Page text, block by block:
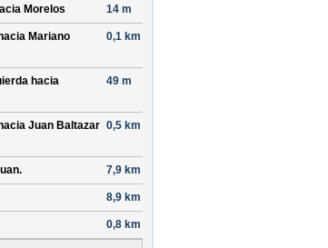
Morelos 14 m
hacia Mariano
0,1 km
hacia
49 m
hacia Juan Baltazar 0,5 km
. 7,9 km
8,9 km
0,8 km